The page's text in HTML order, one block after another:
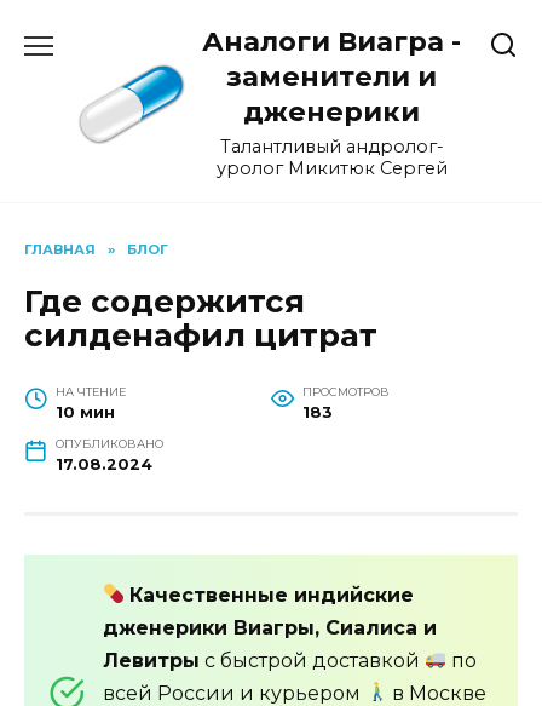
Аналоги Виагра -
заменители и
дженерики
Талантливый андролог-
уролог Микитюк Сергей
ГЛАВНАЯ » БЛОГ
Где содержится
силденафил цитрат
НА ЧТЕНИЕ
10 мин
ПРОСМОТРОВ
183
ОПУБЛИКОВАНО
17.08.2024
Качественные индийские
дженерики Виагры, Сиалиса и
Левитры с быстрой доставкой
по
всей России и курьером
в Москве